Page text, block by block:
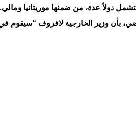
دولاً عدة، من ضمنها موريتانيا ومالي.